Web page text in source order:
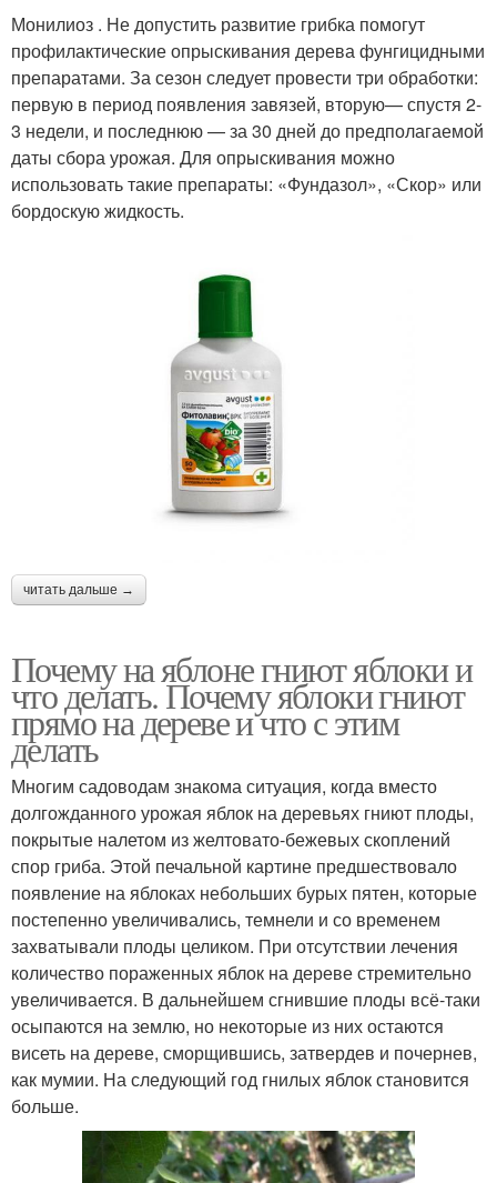
Монилиоз . Не допустить развитие грибка помогут
профилактические опрыскивания дерева фунгицидными
препаратами. За сезон следует провести три обработки:
первую в период появления завязей, вторую— спустя 2-
3 недели, и последнюю — за 30 дней до предполагаемой
даты сбора урожая. Для опрыскивания можно
использовать такие препараты: «Фундазол», «Скор» или
бордоскую жидкость.
читать дальше →
Почему на яблоне гниют яблоки и
что делать. Почему яблоки гниют
прямо на дереве и что с этим
делать
Многим садоводам знакома ситуация, когда вместо
долгожданного урожая яблок на деревьях гниют плоды,
покрытые налетом из желтовато-бежевых скоплений
спор гриба. Этой печальной картине предшествовало
появление на яблоках небольших бурых пятен, которые
постепенно увеличивались, темнели и со временем
захватывали плоды целиком. При отсутствии лечения
количество пораженных яблок на дереве стремительно
увеличивается. В дальнейшем сгнившие плоды всё-таки
осыпаются на землю, но некоторые из них остаются
висеть на дереве, сморщившись, затвердев и почернев,
как мумии. На следующий год гнилых яблок становится
больше.